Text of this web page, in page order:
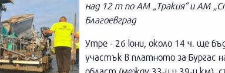
над 12 т по АМ „Тракия“ и АМ
Благоевград
Утре - 26 юни, около 14 ч. ще
участък в платното за Бургас